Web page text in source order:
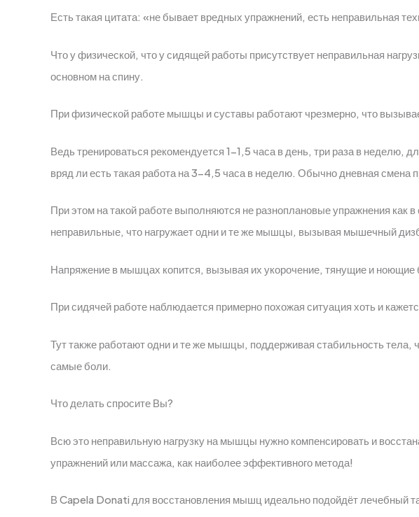
Есть такая цитата: «не бывает вредных упражнений, есть неправильная
Что у физической, что у сидящей работы присутствует неправильная
основном на спину.
При физической работе мышцы и суставы работают чрезмерно, что
Ведь тренироваться рекомендуется 1-1,5 часа в день, три раза в неделю,
вряд ли есть такая работа на 3-4,5 часа в неделю. Обычно дневная смена
При этом на такой работе выполняются не разноплановые упражнения как
неправильные, что нагружает одни и те же мышцы, вызывая мышечный
Напряжение в мышцах копится, вызывая их укорочение, тянущие и ноющие
При сидячей работе наблюдается примерно похожая ситуация хоть и
Тут также работают одни и те же мышцы, поддерживая стабильность тела,
самые боли.
Что делать спросите Вы?
Всю это неправильную нагрузку на мышцы нужно компенсировать и
упражнений или массажа, как наиболее эффективного метода!
В Capela Donati для восстановления мышц идеально подойдёт лечебный